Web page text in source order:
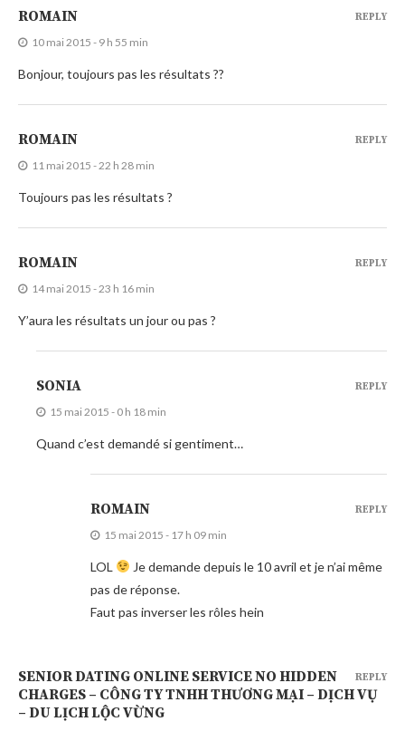
ROMAIN
10 mai 2015 - 9 h 55 min
Bonjour, toujours pas les résultats ??
REPLY
ROMAIN
11 mai 2015 - 22 h 28 min
Toujours pas les résultats ?
REPLY
ROMAIN
14 mai 2015 - 23 h 16 min
Y’aura les résultats un jour ou pas ?
REPLY
SONIA
15 mai 2015 - 0 h 18 min
Quand c’est demandé si gentiment…
REPLY
ROMAIN
15 mai 2015 - 17 h 09 min
LOL
Je demande depuis le 10 avril et je n’ai même
pas de réponse.
Faut pas inverser les rôles hein
REPLY
SENIOR DATING ONLINE SERVICE NO HIDDEN
CHARGES – CÔNG TY TNHH THƯƠNG MẠI – DỊCH VỤ
– DU LỊCH LỘC VỪNG
REPLY